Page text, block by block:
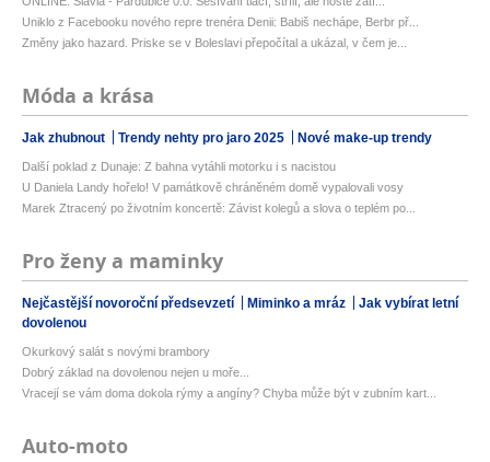
Uniklo z Facebooku nového repre trenéra Denii: Babiš nechápe, Berbr př...
Změny jako hazard. Priske se v Boleslavi přepočítal a ukázal, v čem je...
Móda a krása
Jak zhubnout Trendy nehty pro jaro 2025 Nové make-up trendy
Další poklad z Dunaje: Z bahna vytáhli motorku i s nacistou
U Daniela Landy hořelo! V památkově chráněném domě vypalovali vosy
Marek Ztracený po životním koncertě: Závist kolegů a slova o teplém po...
Pro ženy a maminky
Nejčastější novoroční předsevzetí Miminko a mráz
Jak vybírat letní
dovolenou
Okurkový salát s novými brambory
Dobrý základ na dovolenou nejen u moře...
Vracejí se vám doma dokola rýmy a angíny? Chyba může být v zubním kart...
Auto-moto